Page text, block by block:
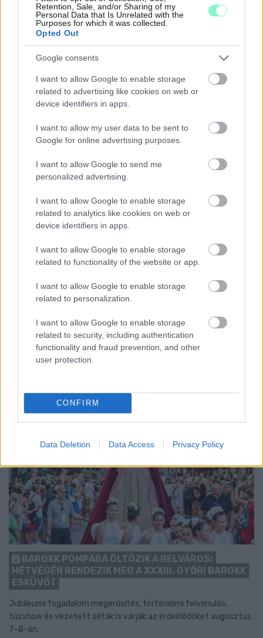
Retention, Sale, and/or Sharing of my
Personal Data that Is Unrelated with the
Purposes for which it was collected.
Opted Out
Google consents
I want to allow Google to enable storage
related to advertising like cookies on web or
device identifiers in apps.
I want to allow my user data to be sent to
Google for online advertising purposes.
I want to allow Google to send me
personalized advertising.
I want to allow Google to enable storage
related to analytics like cookies on web or
device identifiers in apps.
I want to allow Google to enable storage
related to functionality of the website or app.
I want to allow Google to enable storage
related to personalization.
I want to allow Google to enable storage
related to security, including authentication
functionality and fraud prevention, and other
user protection.
CONFIRM
Data Deletion Data Access Privacy Policy
Majka koncert, jóga szeánsz, “borhajózás” és egy csomó minden
ENERGIATAKARÉKOSSÁG: KORÁBBAN KEZDŐDIK
A GYŐRI AUDI ETO KC PÉNTEKI FELKÉSZÜLÉSI
Az energiaellátás tehermentesítése érdekében másfél órával
kezdését.
1 hozzászólás
BAROKK POMPÁBA ÖLTÖZIK A BELVÁROS:
HÉTVÉGÉN RENDEZIK MEG A XXXIII. GYŐRI BAROKK
ESKÜVŐT
Jubileumi fogadalom megerősítés, történelmi felvonulás,
tűzshow és vezetett séták is várják az érdeklődőket augusztus
7–8-án.